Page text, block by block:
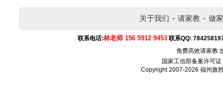
关于我们 - 请家教 - 做
联系电话:林老师 156 5912 9453 联系QQ:
免费高效请家教
国家工信部备案许可证
Copyright 2007-2026 福州旗